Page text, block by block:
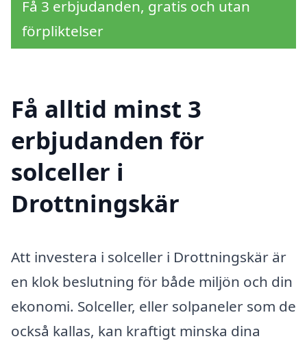
Få 3 erbjudanden, gratis och utan
förpliktelser
Få alltid minst 3
erbjudanden för
solceller i
Drottningskär
Att investera i solceller i Drottningskär är
en klok beslutning för både miljön och din
ekonomi. Solceller, eller solpaneler som de
också kallas, kan kraftigt minska dina